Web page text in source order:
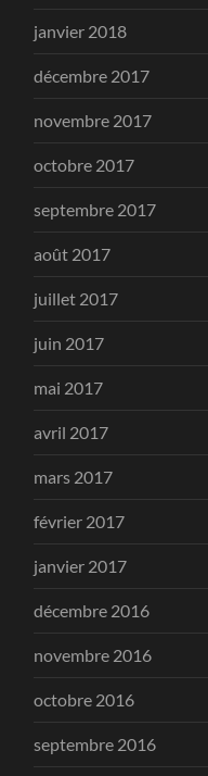
janvier 2018
décembre 2017
novembre 2017
octobre 2017
septembre 2017
août 2017
juillet 2017
juin 2017
mai 2017
avril 2017
mars 2017
février 2017
janvier 2017
décembre 2016
novembre 2016
octobre 2016
septembre 2016